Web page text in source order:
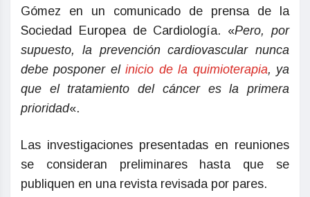
Gómez en un comunicado de prensa de la
Sociedad Europea de Cardiología. «Pero, por
supuesto, la prevención cardiovascular nunca
debe posponer elinicio de la quimioterapia, ya
que el tratamiento del cáncer es la primera
prioridad«.
Las investigaciones presentadas en reuniones
se consideran preliminares hasta que se
publiquen en una revista revisada por pares.